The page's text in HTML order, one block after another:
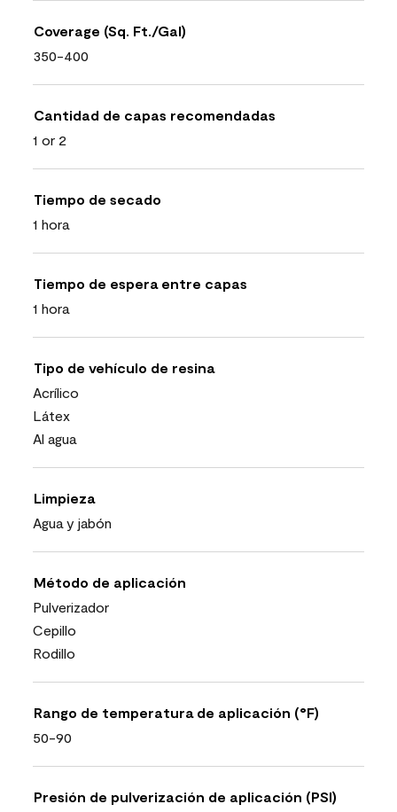
Coverage (Sq. Ft./Gal)
350-400
Cantidad de capas recomendadas
1 or 2
Tiempo de secado
1 hora
Tiempo de espera entre capas
1 hora
Tipo de vehículo de resina
Acrílico
Látex
Al agua
Limpieza
Agua y jabón
Método de aplicación
Pulverizador
Cepillo
Rodillo
Rango de temperatura de aplicación (°F)
50-90
Presión de pulverización de aplicación (PSI)